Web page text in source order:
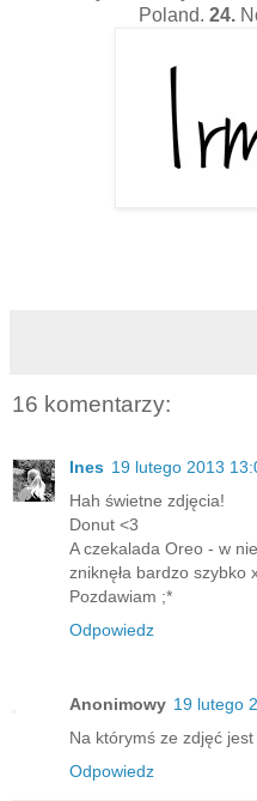
Poland. 24.
16 komentarzy:
Ines 19 lutego 2013
Hah świetne zdjęcia!
Donut <3
A czekalada Oreo - w
zniknęła bardzo szybko
Pozdawiam ;*
Odpowiedz
Anonimowy 19 lutego
Na którymś ze zdjęć jest
Odpowiedz